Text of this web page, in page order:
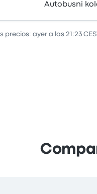
Autobusni
ayer a las 21:23